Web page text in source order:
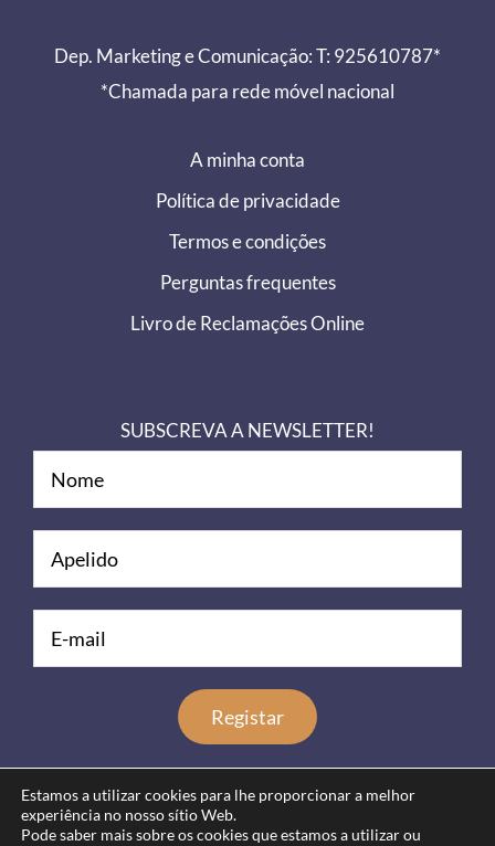
Dep. Marketing e Comunicação: T: 925610787*
*Chamada para rede móvel nacional
A minha conta
Política de privacidade
Termos e condições
Perguntas frequentes
Livro de Reclamações Online
SUBSCREVA A NEWSLETTER!
Estamos a utilizar cookies para lhe proporcionar a melhor
experiência no nosso sítio Web.
Pode saber mais sobre os cookies que estamos a utilizar ou